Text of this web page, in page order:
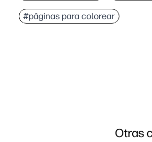
Desarrolla la motricidad fina,
Enfoque relajante y sin
#páginas para colorear
Otras